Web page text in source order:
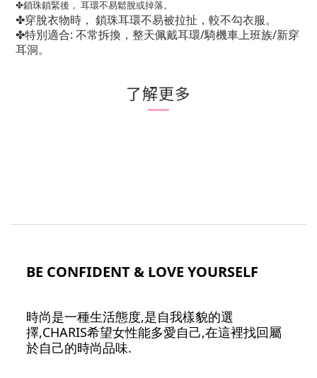
✤鎖珠鎖緊後， 耳環不易鬆脫或掉落。
✤穿脫衣物時， 鎖珠耳環不易被拉扯，較不勾衣服。
✤特別適合: 不常拆換，整天佩戴耳環/騎機車上班族/新穿
耳洞。
了解更多
BE CONFIDENT & LOVE YOURSELF
時尚是一種生活態度,是自我樣貌的選
擇,CHARIS希望女性能多愛自己,在這裡找回屬
於自己的時尚品味.